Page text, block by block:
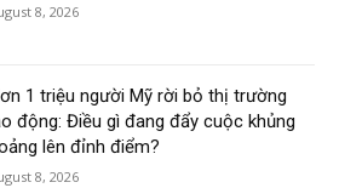
8, 2026
1 triệu người Mỹ rời bỏ thị trường
động: Điều gì đang đẩy cuộc khủng
lên đỉnh điểm?
8, 2026